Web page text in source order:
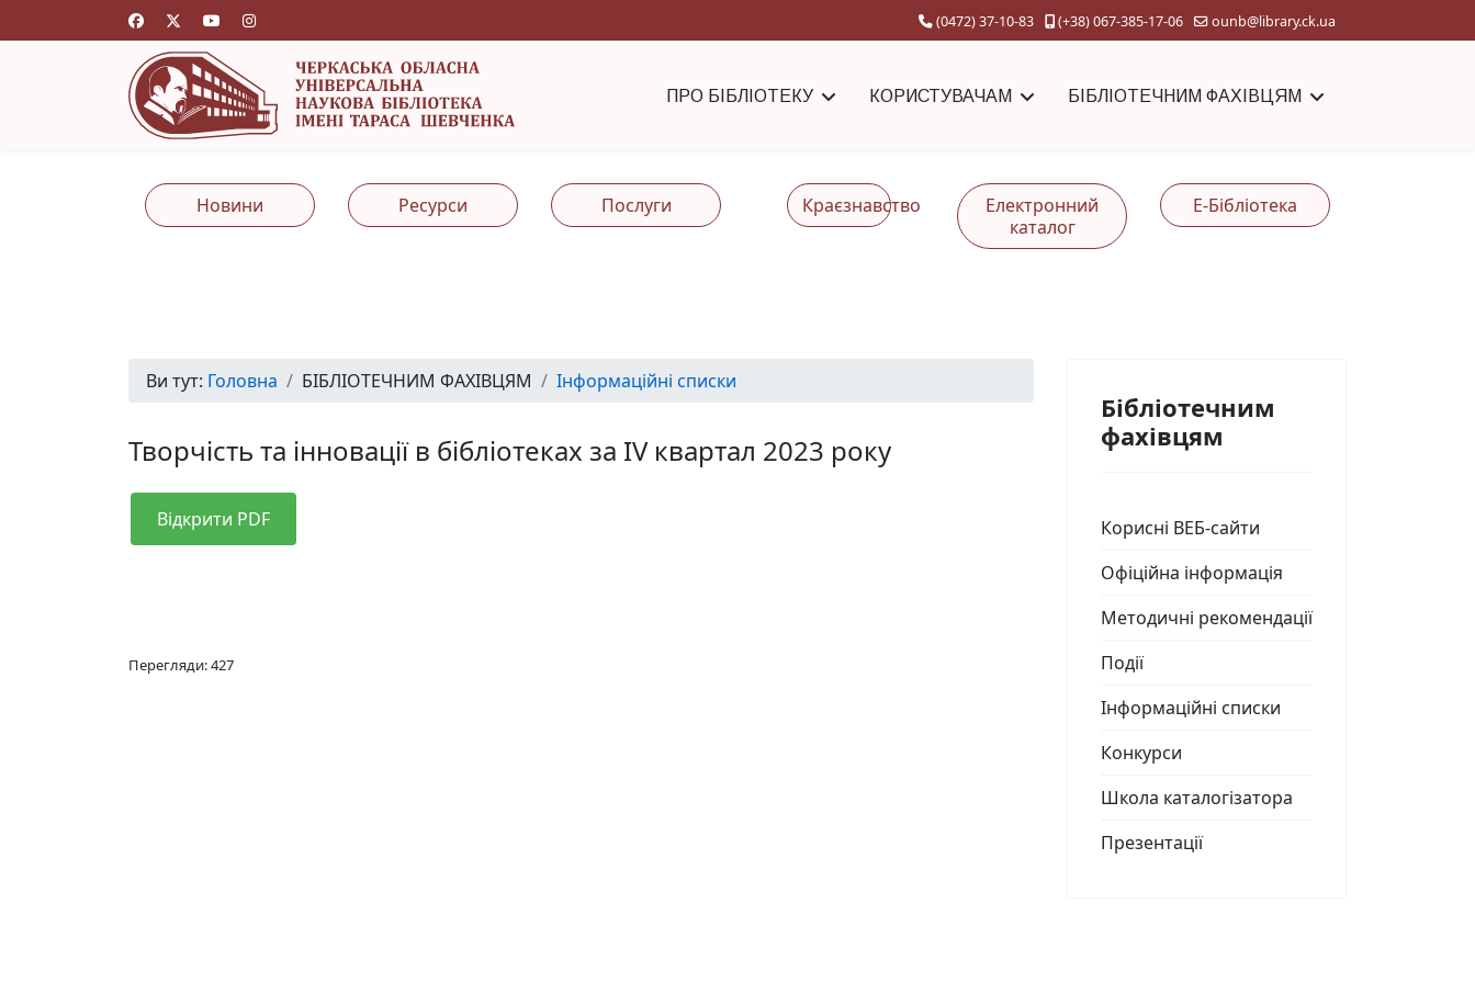
(0472) 37-10-83 (+38) 067-385-17-06 ounb@library.ck.ua
ПРО БІБЛІОТЕКУ КОРИСТУВАЧАМ БІБЛІОТЕЧНИМ ФАХІВЦЯМ
Новини Ресурси Послуги Краєзнавство
Електронний
каталог
Е-Бібліотека
Ви тут: Головна БІБЛІОТЕЧНИМ ФАХІВЦЯМ Інформаційні списки
Творчість та інновації в бібліотеках за IV квартал 2023 року
Відкрити PDF
Перегляди: 427
Бібліотечним
фахівцям
Корисні ВЕБ-сайти
Офіційна інформація
Методичні рекомендації
Події
Інформаційні списки
Конкурси
Школа каталогізатора
Презентації